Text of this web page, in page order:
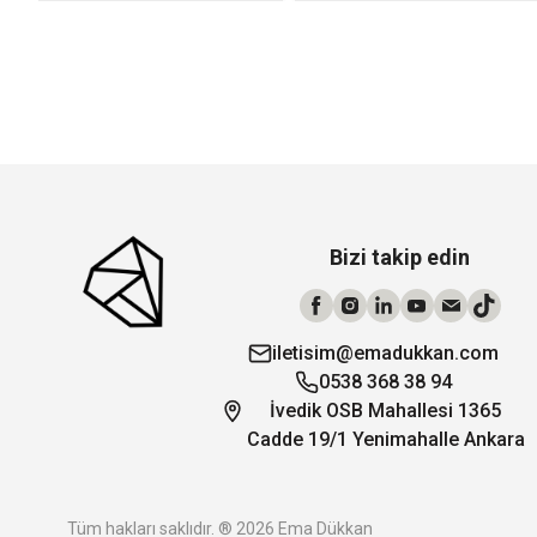
Bizi takip edin
iletisim@emadukkan.com
0538 368 38 94
İvedik OSB Mahallesi 1365
Cadde 19/1 Yenimahalle Ankara
Tüm hakları saklıdır. ® 2026 Ema Dükkan